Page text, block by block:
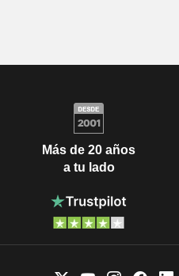
Más de 20 años
a tu lado